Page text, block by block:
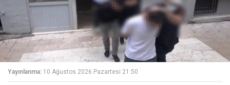
Yayınlanma: 10 Ağustos 2026 Pazartesi 21:50